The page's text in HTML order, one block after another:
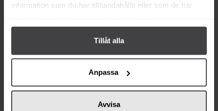
information som du har tillhandahållit eller som de har
Tillåt alla
Anpassa
Avvisa
Ånäbben Rabarbersylt 420g
65 kr
Ånäbben Krusbärsmarmelad